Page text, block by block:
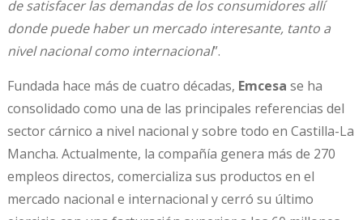
de satisfacer las demandas de los consumidores allí
donde puede haber un mercado interesante, tanto a
nivel nacional como internacional”.
Fundada hace más de cuatro décadas, Emcesa se ha
consolidado como una de las principales referencias del
sector cárnico a nivel nacional y sobre todo en Castilla-La
Mancha. Actualmente, la compañía genera más de 270
empleos directos, comercializa sus productos en el
mercado nacional e internacional y cerró su último